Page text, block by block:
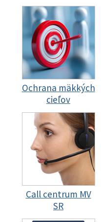
Ochrana mäkkých
cieľov
Call centrum MV
SR